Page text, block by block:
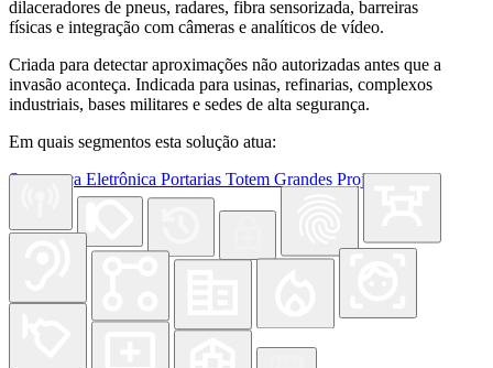
dilaceradores de pneus, radares, fibra sensorizada, barreiras
físicas e integração com câmeras e analíticos de vídeo.
Criada para detectar aproximações não autorizadas antes que a
invasão aconteça. Indicada para usinas, refinarias, complexos
industriais, bases militares e sedes de alta segurança.
Em quais segmentos esta solução atua:
Segurança Eletrônica Portarias Totem Grandes Projetos